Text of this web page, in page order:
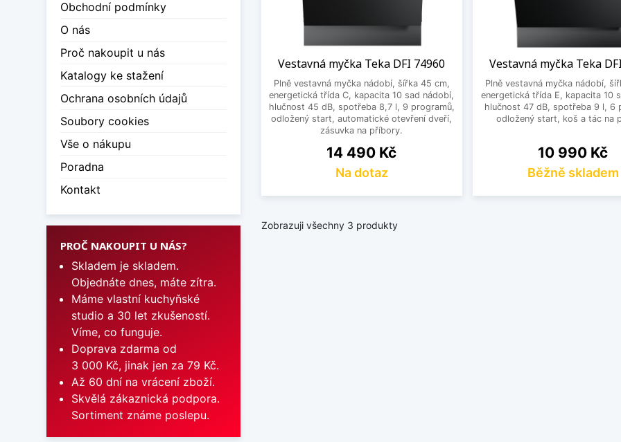
Obchodní podmínky
O nás
Proč nakoupit u nás
Katalogy ke stažení
Ochrana osobních údajů
Soubory cookies
Vše o nákupu
Poradna
Kontakt
PROČ NAKOUPIT U NÁS?
Skladem je skladem.
Objednáte dnes, máte zítra.
Máme vlastní kuchyňské
studio a 30 let zkušeností.
Víme, co funguje.
Doprava zdarma od
3 000 Kč, jinak jen za 79 Kč.
Až 60 dní na vrácení zboží.
Skvělá zákaznická podpora.
Sortiment známe poslepu.
Vestavná myčka Teka DFI 74960
Plně vestavná myčka nádobí, šířka 45 cm,
energetická třída C, kapacita 10 sad nádobí,
hlučnost 45 dB, spotřeba 8,7 l, 9 programů,
odložený start, automatické otevření dveří,
zásuvka na příbory.
Cena
14 490 Kč
Na dotaz
Vestavná myčka Teka
Plně vestavná myčka nádobí,
energetická třída E, kapacita 10
hlučnost 47 dB, spotřeba 9 l, 6
odložený start, koš a tác na
Cena
10 990 Kč
Běžně skladem
Zobrazuji všechny 3 produkty